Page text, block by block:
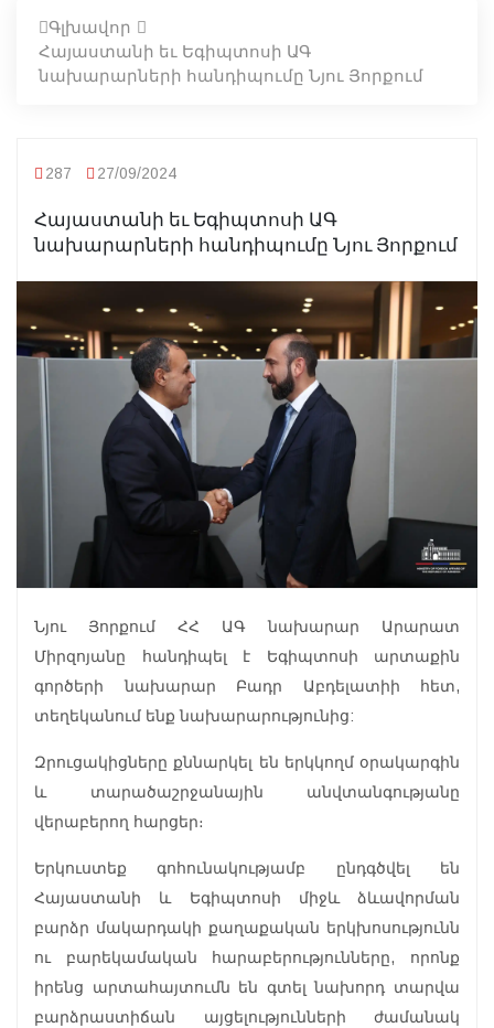
Գլխավոր
Հայաստանի եւ Եգիպտոսի ԱԳ
նախարարների հանդիպումը Նյու Յորքում
287 27/09/2024
Հայաստանի եւ Եգիպտոսի ԱԳ
նախարարների հանդիպումը Նյու Յորքում
Նյու Յորքում ՀՀ ԱԳ նախարար Արարատ
Միրզոյանը հանդիպել է Եգիպտոսի արտաքին
գործերի նախարար Բադր Աբդելատիի հետ,
տեղեկանում ենք նախարարությունից:
Զրուցակիցները քննարկել են երկկողմ օրակարգին
և տարածաշրջանային անվտանգությանը
վերաբերող հարցեր։
Երկուստեք գոհունակությամբ ընդգծվել են
Հայաստանի և Եգիպտոսի միջև ձևավորման
բարձր մակարդակի քաղաքական երկխոսությունն
ու բարեկամական հարաբերությունները, որոնք
իրենց արտահայտումն են գտել նախորդ տարվա
բարձրաստիճան այցելությունների ժամանակ